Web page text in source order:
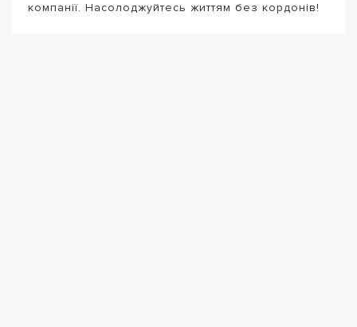
компанії. Насолоджуйтесь життям без кордонів!